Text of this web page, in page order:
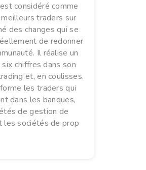
considéré comme
traders sur
des changes qui se
de redonner
Il réalise un
six chiffres dans son
et, en coulisses,
les traders qui
dans les banques,
de gestion de
les sociétés de prop